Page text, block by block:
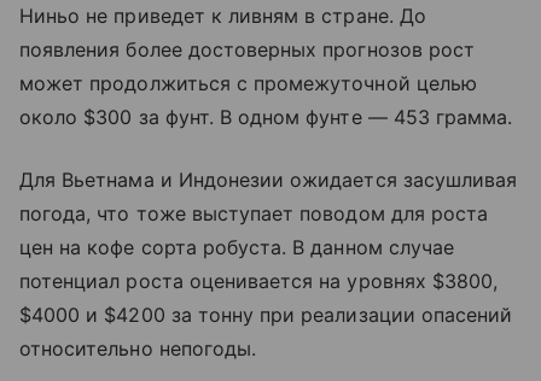
Ниньо не приведет к ливням в стране. До
появления более достоверных прогнозов рост
может продолжиться с промежуточной целью
около $300 за фунт. В одном фунте — 453 грамма.
Для Вьетнама и Индонезии ожидается засушливая
погода, что тоже выступает поводом для роста
цен на кофе сорта робуста. В данном случае
потенциал роста оценивается на уровнях $3800,
$4000 и $4200 за тонну при реализации опасений
относительно непогоды.